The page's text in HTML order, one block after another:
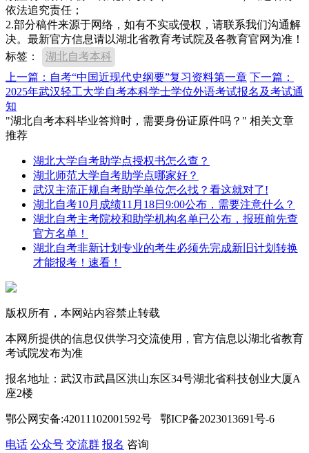
依法追究责任；
2.部分稿件来源于网络，如有不实或侵权，请联系我们沟通解
决。最新官方信息请以湖北省教育考试院及各教育官网为准！
标签：
湖北自考本科
上一篇：自考“中国近现代史纲要”复习资料第一章 下一篇：
2025年武汉轻工大学自考本科学士学位外语考试报名及考试通
知
"湖北自考本科毕业答辩时，需要身份证原件吗？" 相关文章
推荐
湖北大学自考助学点授权书怎么查？
湖北师范大学自考助学点哪家好？
武汉主流正规自考助学单位怎么找？看这就对了!
湖北自考10月成绩11月18日9:00公布，需要注意什么？
湖北自考主考院校和助学机构名单已公布，报班前先查
官方名单！
湖北自考非新计划专业的考生必须先完成新旧计划转换
才能报考！速看！
版权所有，本网站内容禁止转载
本网所提供的信息仅供学习交流使用，官方信息以湖北省教育
考试院发布为准
报名地址：武汉市武昌区洪山东区34号湖北省科技创业大厦A
座2楼
鄂公网安备:42011102001592号 鄂ICP备2023013691号-6
电话 公众号 交流群 报名 咨询